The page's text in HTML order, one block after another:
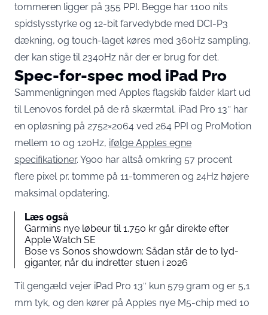
tommeren ligger på 355 PPI. Begge har 1100 nits
spidslysstyrke og 12-bit farvedybde med DCI-P3
dækning, og touch-laget køres med 360Hz sampling,
der kan stige til 2340Hz når der er brug for det.
Spec-for-spec mod iPad Pro
Sammenligningen med Apples flagskib falder klart ud
til Lenovos fordel på de rå skærmtal. iPad Pro 13″ har
en opløsning på 2752×2064 ved 264 PPI og ProMotion
mellem 10 og 120Hz, ifølge Apples egne
specifikationer. Y900 har altså omkring 57 procent
flere pixel pr. tomme på 11-tommeren og 24Hz højere
maksimal opdatering.
Læs også
Garmins nye løbeur til 1.750 kr går direkte efter
Apple Watch SE
Bose vs Sonos showdown: Sådan står de to lyd-
giganter, når du indretter stuen i 2026
Til gengæld vejer iPad Pro 13″ kun 579 gram og er 5,1
mm tyk, og den kører på Apples nye M5-chip med 10